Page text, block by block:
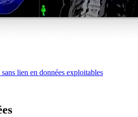
lien en données exploitables